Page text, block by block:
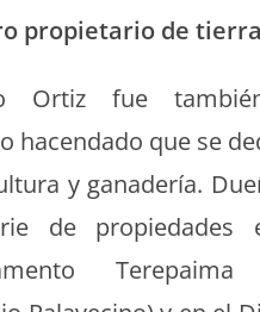
propi­etario de
Ortiz fue
hacen­da­do que se
y ganadería.
de propiedades